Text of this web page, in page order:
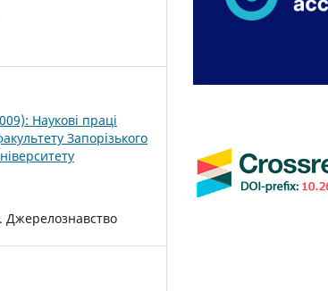
Наукові праці
Запорізького
Джерелознавство